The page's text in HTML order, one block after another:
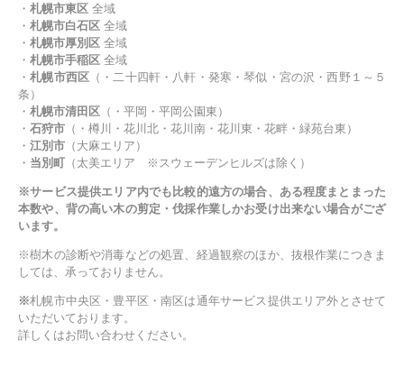
・ 札幌市東区 全域
・ 札幌市白石区 全域
・ 札幌市厚別区 全域
・ 札幌市手稲区 全域
・札幌市西区 （・二十四軒・八軒・発寒・琴似・宮の沢・西野１～５
条）
・ 札幌市清田区 （・平岡・平岡公園東）
・ 石狩市 （・樽川・花川北・花川南・花川東・花畔・緑苑台東）
・ 江別市 （大麻エリア）
・ 当別町 （太美エリア ※スウェーデンヒルズは除く）
※サービス提供エリア内でも比較的遠方の場合、ある程度まとまった
本数や、背の高い木の剪定・伐採作業しかお受け出来ない場合がござ
います。
※樹木の診断や消毒などの処置、経過観察のほか、抜根作業につきま
しては、承っておりません。
※札幌市中央区・豊平区・南区は通年サービス提供エリア外とさせて
いただいております。
詳しくはお問い合わせください。